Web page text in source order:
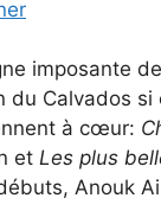
imposante
du Calvados
à cœur:
et Les plus
Anouk